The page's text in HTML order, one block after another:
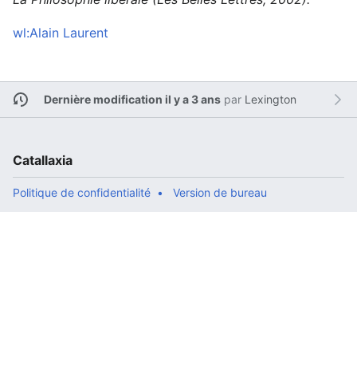
wl:Alain Laurent
Dernière modification il y a 3 anspar Lexington
Catallaxia
Politique de confidentialité Version de bureau